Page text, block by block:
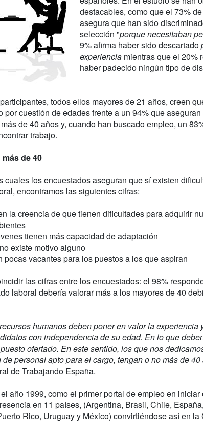
destacables, como que el 73%
asegura que han sido
selección "porque necesitaban
9% afirma haber sido descartado
experiencia mientras que el 20%
haber padecido ningún tipo de
todos ellos mayores de 21 años, creen
por cuestión de edades frente a un 94% que
de 40 años y, cuando han buscado empleo, un
trabajo.
de 40
cuales los encuestados aseguran que sí existen
encontramos las siguientes cifras:
la creencia de que tienen dificultades para adquirir
tienen más capacidad de adaptación
existe motivo alguno
pocas vacantes para los puestos a los que aspiran
las cifras entre los encuestados: el 98%
laboral debería valorar más a los mayores de 40
humanos deben poner en valor la experiencia
con independencia de su edad. En lo que
ofertado. En este sentido, los que nos
personal apto para el cargo, tengan o no más de 40
de Trabajando España.
año 1999, como el primer portal de empleo en
en 11 países, (Argentina, Brasil, Chile,
Rico, Uruguay y México) convirtiéndose así en